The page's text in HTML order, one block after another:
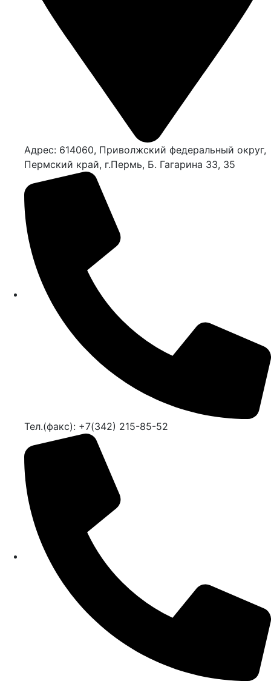
Адрес: 614060, Приволжский федеральный округ,
Пермский край, г.Пермь, Б. Гагарина 33, 35
Тел.(факс): +7(342) 215-85-52